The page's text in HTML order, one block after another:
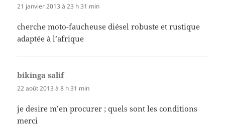
21 janvier 2013 à 23 h 31 min
cherche moto-faucheuse diésel robuste et rustique
adaptée à l’afrique
bikinga salifdit :
22 août 2013 à 8 h 31 min
je desire m’en procurer ; quels sont les conditions
merci